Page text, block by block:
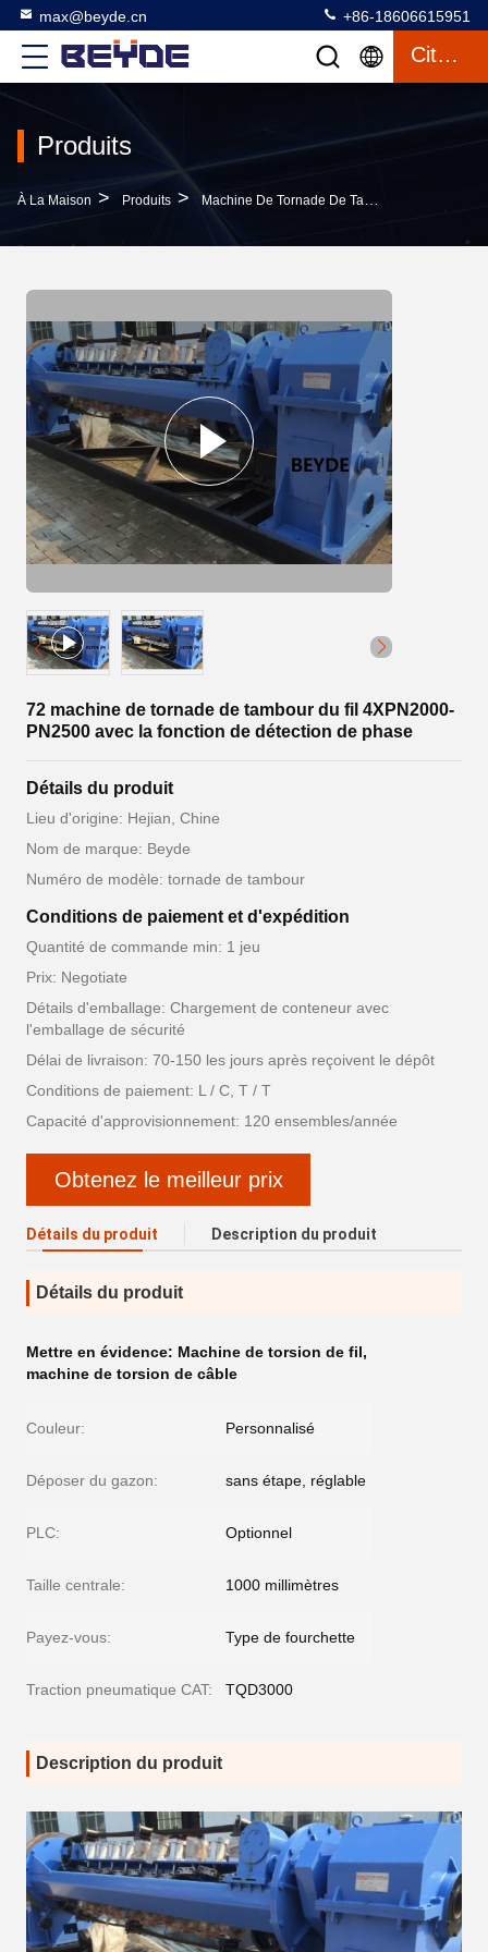
max@beyde.cn +86-18606615951
Citation
Produits
À La Maison > Produits > Machine De Tornade De Tambour
72 machine de tornade de tambour du fil 4XPN2000-
PN2500 avec la fonction de détection de phase
Détails du produit
Lieu d'origine: Hejian, Chine
Nom de marque: Beyde
Numéro de modèle: tornade de tambour
Conditions de paiement et d'expédition
Quantité de commande min: 1 jeu
Prix: Negotiate
Détails d'emballage: Chargement de conteneur avec
l'emballage de sécurité
Délai de livraison: 70-150 les jours après reçoivent le dépôt
Conditions de paiement: L / C, T / T
Capacité d'approvisionnement: 120 ensembles/année
Obtenez le meilleur prix
Détails du produit Description du produit
Détails du produit
Mettre en évidence: Machine de torsion de fil,
machine de torsion de câble
Couleur: Personnalisé
Déposer du gazon: sans étape, réglable
PLC: Optionnel
Taille centrale: 1000 millimètres
Payez-vous: Type de fourchette
Traction pneumatique CAT: TQD3000
Description du produit